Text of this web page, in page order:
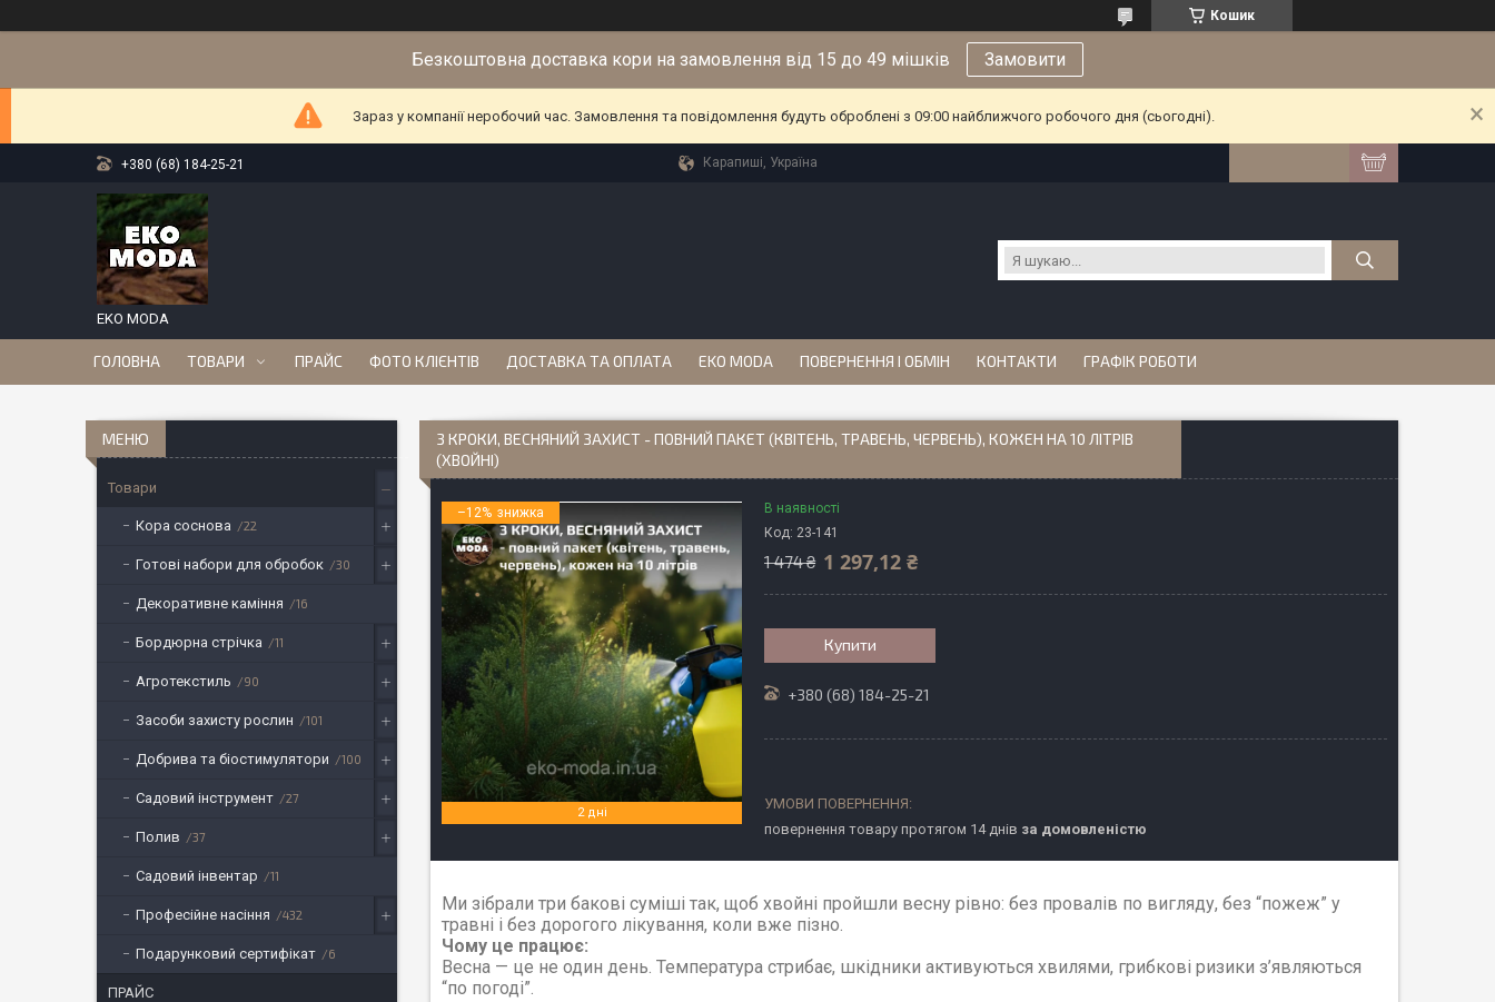
Кошик
Безкоштовна доставка кори на замовлення від 15 до 49 мішків Замовити
Зараз у компанії неробочий час. Замовлення та повідомлення будуть оброблені з 09:00 найближчого робочого дня (сьогодні).
+380 (68) 184-25-21 Карапиші, Україна
EKO MODA
ГОЛОВНА ТОВАРИ ПРАЙС ФОТО КЛІЄНТІВ ДОСТАВКА ТА ОПЛАТА EKO MODA ПОВЕРНЕННЯ І ОБМІН КОНТАКТИ ГРАФІК РОБОТИ
3 КРОКИ, ВЕСНЯНИЙ ЗАХИСТ - ПОВНИЙ ПАКЕТ (КВІТЕНЬ, ТРАВЕНЬ, ЧЕРВЕНЬ), КОЖЕН НА 10 ЛІТРІВ
(ХВОЙНІ)
–12%
2 дні
В наявності
Код: 23-141
1 474 ₴ 1 297,12 ₴
Купити
+380 (68) 184-25-21
повернення товару протягом 14 днів за домовленістю
Ми зібрали три бакові суміші так, щоб хвойні пройшли весну рівно: без провалів по вигляду, без “пожеж” у
травні і без дорогого лікування, коли вже пізно.
Чому це працює:
Весна — це не один день. Температура стрибає, шкідники активуються хвилями, грибкові ризики з’являються
“по погоді”.
Товари
Кора соснова 22
Готові набори для обробок 30
Декоративне каміння 16
Бордюрна стрічка 11
Агротекстиль 90
Засоби захисту рослин 101
Добрива та біостимулятори 100
Садовий інструмент 27
Полив 37
Садовий інвентар 11
Професійне насіння 432
Подарунковий сертифікат 6
ПРАЙС